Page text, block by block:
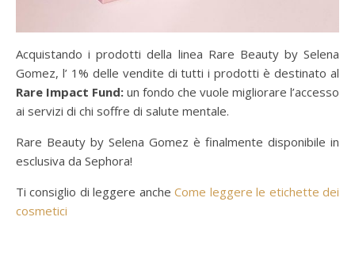
Acquistando i prodotti della linea Rare Beauty by Selena
Gomez, l’ 1% delle vendite di tutti i prodotti è destinato al
Rare Impact Fund: un fondo che vuole migliorare l’accesso
ai servizi di chi soffre di salute mentale.
Rare Beauty by Selena Gomez è finalmente disponibile in
esclusiva da Sephora!
Ti consiglio di leggere ancheCome leggere le etichette dei
cosmetici